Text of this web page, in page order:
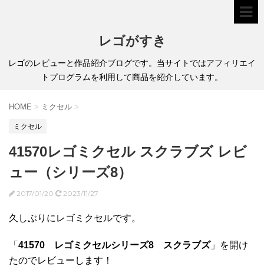
レゴがすき
レゴのレビューと作品紹介ブログです。当サイトではアフィリエイ
トプログラムを利用して商品を紹介しています。
HOME > ミクセル >
ミクセル
41570レゴミクセル スクラブズ レビ
ュー（シリーズ8）
2017/01/20 2023/11/27
久しぶりにレゴミクセルです。
「 41570 レゴミクセルシリーズ8 スクラブズ」を開け
たのでレビューします！